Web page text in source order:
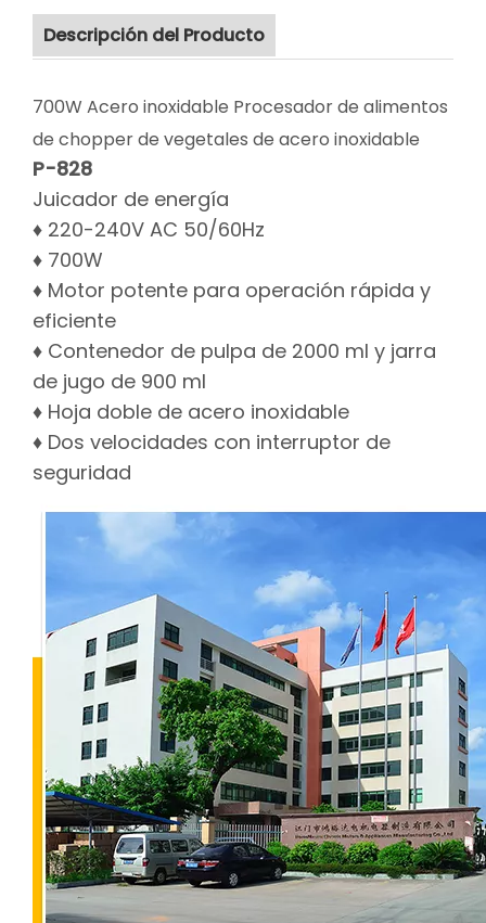
Descripción del Producto
700W Acero inoxidable Procesador de alimentos
de chopper de vegetales de acero inoxidable
P-828
Juicador de energía
♦ 220-240V AC 50/60Hz
♦ 700W
♦ Motor potente para operación rápida y
eficiente
♦ Contenedor de pulpa de 2000 ml y jarra
de jugo de 900 ml
♦ Hoja doble de acero inoxidable
♦ Dos velocidades con interruptor de
seguridad